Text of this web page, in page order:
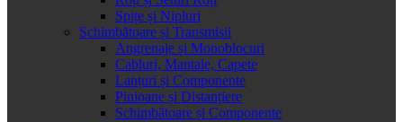
Spițe și Nipluri
Schimbătoare și Transmisii
Angrenaje și Monoblocuri
Cabluri, Mantale, Capete
Lanțuri și Componente
Pinioane și Distanțiere
Schimbătoare și Componente